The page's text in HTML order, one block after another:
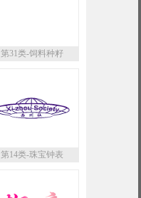
第31类-饲料种籽
第14类-珠宝钟表